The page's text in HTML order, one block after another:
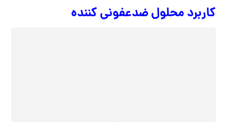
کاربرد محلول ضدعفونی کننده